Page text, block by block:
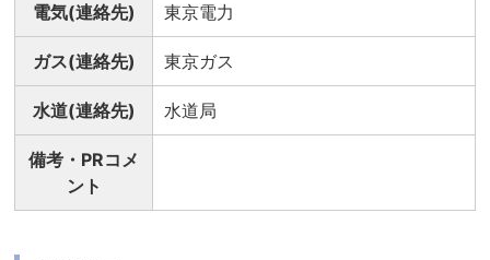
電気(連絡先) 東京電力
ガス(連絡先) 東京ガス
水道(連絡先) 水道局
備考・PRコメ
ント